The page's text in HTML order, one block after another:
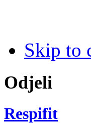
Skip to
Odjeli
Respifit